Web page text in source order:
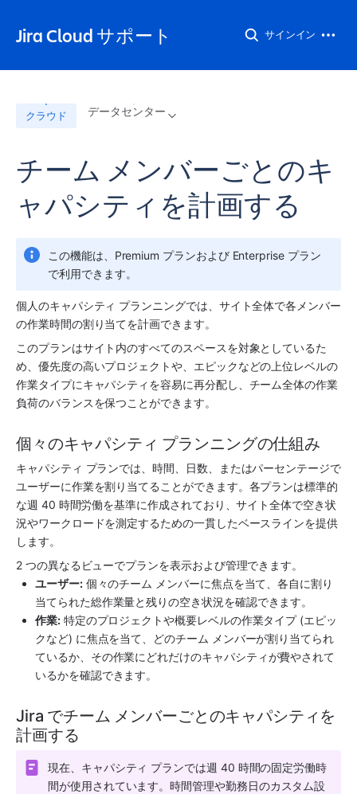
Jira Cloud サポート サインイン
クラウド データセンター
チーム メンバーごとのキ
ャパシティを計画する
この機能は、Premium プランおよび Enterprise プラン
で利用できます。
個人のキャパシティ プランニングでは、サイト全体で各メンバー
の作業時間の割り当てを計画できます。
このプランはサイト内のすべてのスペースを対象としているた
め、優先度の高いプロジェクトや、エピックなどの上位レベルの
作業タイプにキャパシティを容易に再分配し、チーム全体の作業
負荷のバランスを保つことができます。
個々のキャパシティ プランニングの仕組み
キャパシティ プランでは、時間、日数、またはパーセンテージで
ユーザーに作業を割り当てることができます。各プランは標準的
な週 40 時間労働を基準に作成されており、サイト全体で空き状
況やワークロードを測定するための一貫したベースラインを提供
します。
2 つの異なるビューでプランを表示および管理できます。
ユーザー: 個々のチーム メンバーに焦点を当て、各自に割り
当てられた総作業量と残りの空き状況を確認できます。
作業: 特定のプロジェクトや概要レベルの作業タイプ (エピッ
クなど) に焦点を当て、どのチーム メンバーが割り当てられ
ているか、その作業にどれだけのキャパシティが費やされて
いるかを確認できます。
Jira でチーム メンバーごとのキャパシティを
計画する
現在、キャパシティ プランでは週 40 時間の固定労働時
間が使用されています。時間管理や勤務日のカスタム設